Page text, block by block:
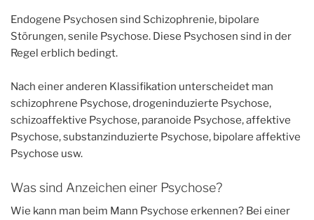
Endogene Psychosen sind Schizophrenie, bipolare
Störungen, senile Psychose. Diese Psychosen sind in der
Regel erblich bedingt.
Nach einer anderen Klassifikation unterscheidet man
schizophrene Psychose, drogeninduzierte Psychose,
schizoaffektive Psychose, paranoide Psychose, affektive
Psychose, substanzinduzierte Psychose, bipolare affektive
Psychose usw.
Was sind Anzeichen einer Psychose?
Wie kann man beim Mann Psychose erkennen? Bei einer